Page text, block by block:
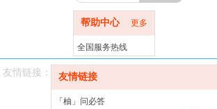
帮助中心 更多
全国服务热线
400-820-2187
友情链接
「柚」问必答
友情链接：